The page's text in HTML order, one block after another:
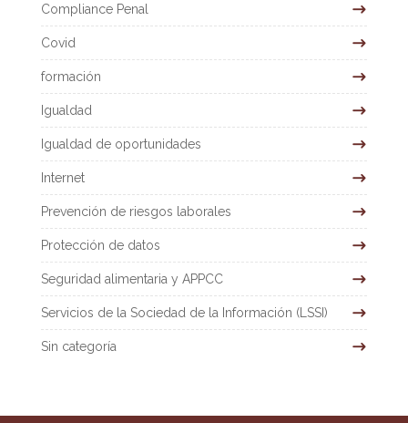
Compliance Penal
Covid
formación
Igualdad
Igualdad de oportunidades
Internet
Prevención de riesgos laborales
Protección de datos
Seguridad alimentaria y APPCC
Servicios de la Sociedad de la Información (LSSI)
Sin categoría